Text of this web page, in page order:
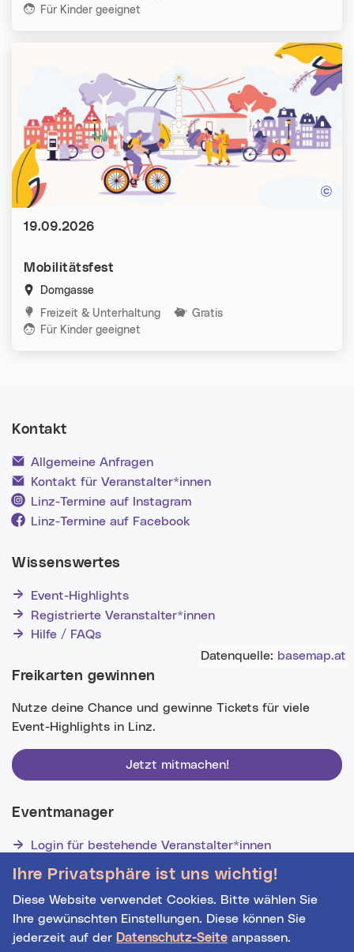
Datenquelle: basemap.at
Für Kinder geeignet
Mobilitätsfest
Domgasse
Kategorien:
Freizeit & Unterhaltung
Gratis
Für Kinder geeignet
Datum:
19.09.2026
Ihre Privatsphäre ist uns wichtig!
Diese Website verwendet Cookies. Bitte wählen Sie
Ihre gewünschten Einstellungen. Diese können Sie
jederzeit auf der Datenschutz-Seite anpassen.
Kontakt
Allgemeine Anfragen
Kontakt für Veranstalter*innen
Linz-Termine auf Instagram
Linz-Termine auf Facebook
Wissenswertes
Event-Highlights
Registrierte Veranstalter*innen
Hilfe / FAQs
Freikarten gewinnen
Nutze deine Chance und gewinne Tickets für viele
Event-Highlights in Linz.
Jetzt mitmachen!
Eventmanager
Login für bestehende Veranstalter*innen
Noch nicht registriert? Werden Sie eine*r von 1629
Veranstalter*innen!